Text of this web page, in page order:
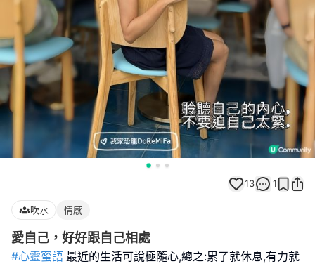
13 1
吹水 情感
愛自己，好好跟自己相處
#心靈蜜語 最近的生活可說極隨心,總之:累了就休息,有力就